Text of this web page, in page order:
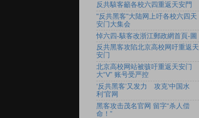
反共駭客籲各校六四重返天安門
"反共黑客"大陆网上吁各校六四天
安门大集会
悼六四-駭客改浙江郵政網首頁-圖
反共黑客攻陷北京高校网吁重返天
安门
北京高校网站被骇吁重返天安门
大“V” 账号受严控
‘反共黑客’又发力 攻克‘中国水
利’官网
黑客攻击茂名官网 留字“杀人偿
命！”